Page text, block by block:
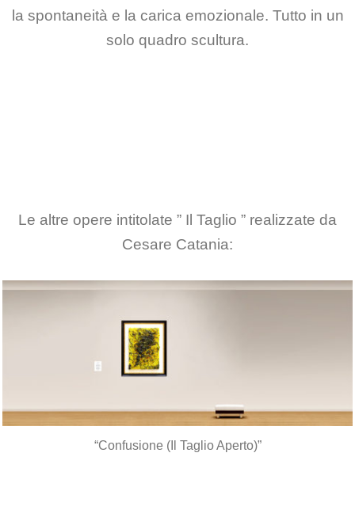
la spontaneità e la carica emozionale. Tutto in un
solo quadro scultura.
Le altre opere intitolate ” Il Taglio ” realizzate da
Cesare Catania:
“Confusione (Il Taglio Aperto)”